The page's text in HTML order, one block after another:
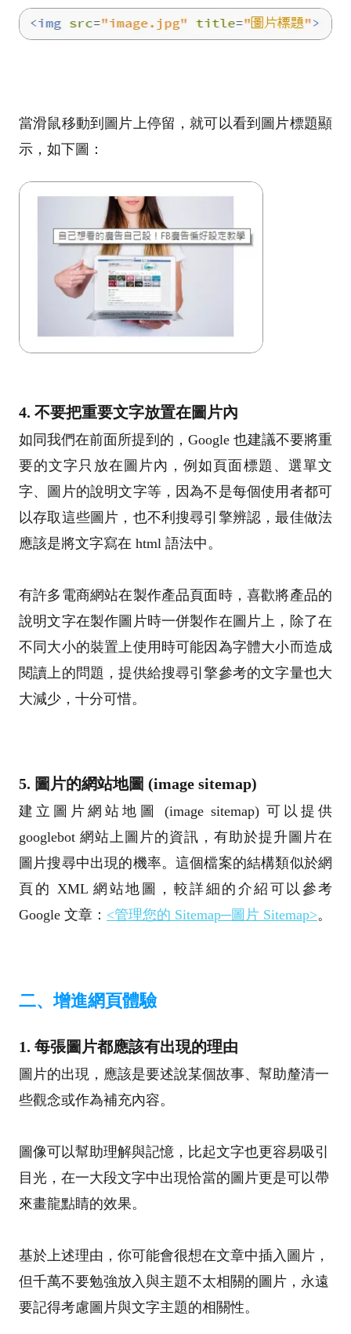
當滑鼠移動到圖片上停留，就可以看到圖片標題顯
示，如下圖：
4. 不要把重要文字放置在圖片內
如同我們在前面所提到的，Google 也建議不要將重
要的文字只放在圖片內，例如頁面標題、選單文
字、圖片的說明文字等，因為不是每個使用者都可
以存取這些圖片，也不利搜尋引擎辨認，最佳做法
應該是將文字寫在 html 語法中。
有許多電商網站在製作產品頁面時，喜歡將產品的
說明文字在製作圖片時一併製作在圖片上，除了在
不同大小的裝置上使用時可能因為字體大小而造成
閱讀上的問題，提供給搜尋引擎參考的文字量也大
大減少，十分可惜。
5. 圖片的網站地圖 (image sitemap)
建立圖片網站地圖 (image sitemap) 可以提供
googlebot 網站上圖片的資訊，有助於提升圖片在
圖片搜尋中出現的機率。這個檔案的結構類似於網
頁的 XML 網站地圖，較詳細的介紹可以參考
Google 文章： <管理您的 Sitemap─圖片 Sitemap>。
二、增進網頁體驗
1. 每張圖片都應該有出現的理由
圖片的出現，應該是要述說某個故事、幫助釐清一
些觀念或作為補充內容。
圖像可以幫助理解與記憶，比起文字也更容易吸引
目光，在一大段文字中出現恰當的圖片更是可以帶
來畫龍點睛的效果。
基於上述理由，你可能會很想在文章中插入圖片，
但千萬不要勉強放入與主題不太相關的圖片，永遠
要記得考慮圖片與文字主題的相關性。